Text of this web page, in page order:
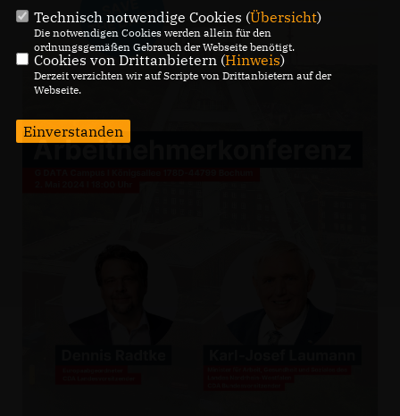
Technisch notwendige Cookies (Übersicht)
Die notwendigen Cookies werden allein für den
ordnungsgemäßen Gebrauch der Webseite benötigt.
Cookies von Drittanbietern (Hinweis)
Derzeit verzichten wir auf Scripte von Drittanbietern auf der
Webseite.
Einverstanden